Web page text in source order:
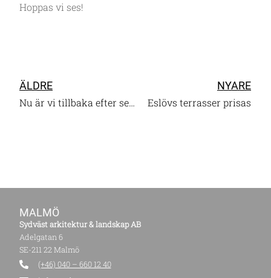
Hoppas vi ses!
ÄLDRE
Nu är vi tillbaka efter semestern!
NYARE
Eslövs terrasser prisas
MALMÖ
Sydväst arkitektur & landskap AB
Adelgatan 6
SE-211 22 Malmö
(+46) 040 – 660 12 40